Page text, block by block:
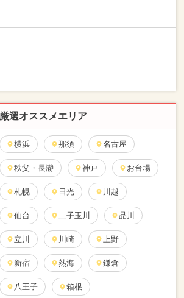
厳選オススメエリア
横浜 那須 名古屋
秩父・長瀞 神戸 お台場
札幌 日光 川越
仙台 二子玉川 品川
立川 川崎 上野
新宿 熱海 鎌倉
八王子 箱根